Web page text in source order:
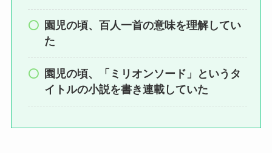
園児の頃、百人一首の意味を理解してい
た
園児の頃、「ミリオンソード」というタ
イトルの小説を書き連載していた